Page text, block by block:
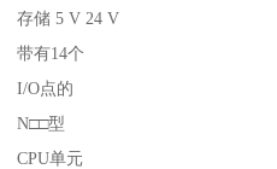
存储 5 V 24 V
带有14个
I/O点的
N□□型
CPU单元